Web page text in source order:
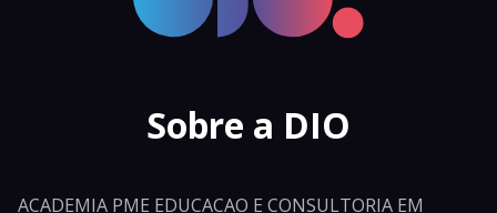
Sobre a DIO
ACADEMIA PME EDUCACAO E CONSULTORIA EM